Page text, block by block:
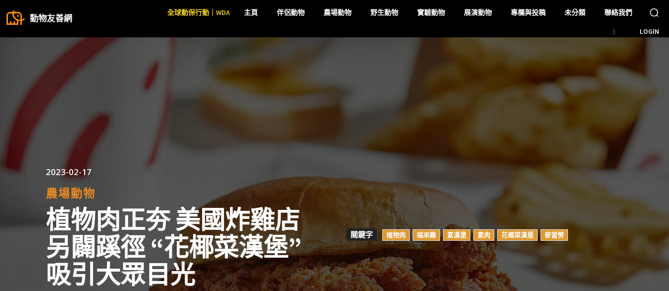
動物友善網
全球動保行動｜WDA 主頁 伴侶動物 農場動物 野生動物 實驗動物 展演動物 專欄與投稿 未分類 聯絡我們
LOGIN
2023-02-17
農場動物
植物肉正夯 美國炸雞店
另闢蹊徑 “花椰菜漢堡”
吸引大眾目光
關鍵字 植物肉 福來雞 素漢堡 素肉 花椰菜漢堡 麥當勞